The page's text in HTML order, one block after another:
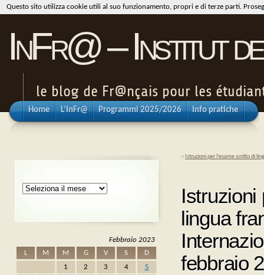
InFr@ – Institut
le blog de Fr@nçais pour les
Home L’InFr@ Programmi 2025/2026 Info pratiche
« Istruzioni per l’esame scritto di
Istruzioni
lingua
febbraio
Archivi
Febbraio 2023
L
M M G V S
D
1
2 3 4
5
Questo sito utilizza cookie utili al suo funzionamento, propri e di terze parti.